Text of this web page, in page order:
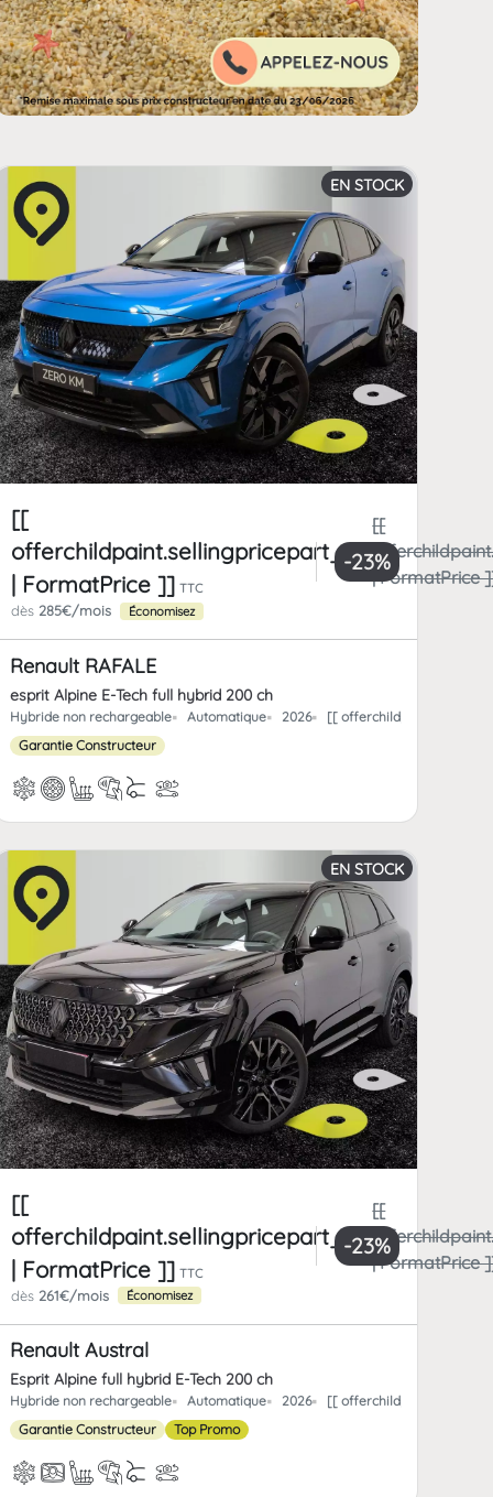
| FormatNumber ]] kms
]]
| FormatNumber ]] kms
EN STOCK
[[
offerchildpaint.sellingpricepart_ttc
| FormatPrice ]] TTC
[[
| FormatPrice
dès 285€/mois Économisez
-23%
Renault RAFALE
esprit Alpine E-Tech full hybrid 200 ch
Hybride non rechargeable Automatique 2026
[[
Garantie Constructeur
]]
| FormatNumber ]] kms
EN STOCK
[[
offerchildpaint.sellingpricepart_ttc
| FormatPrice ]] TTC
[[
| FormatPrice
dès 261€/mois Économisez
-23%
Renault Austral
Esprit Alpine full hybrid E-Tech 200 ch
Hybride non rechargeable Automatique 2026
[[
Garantie Constructeur
Top Promo